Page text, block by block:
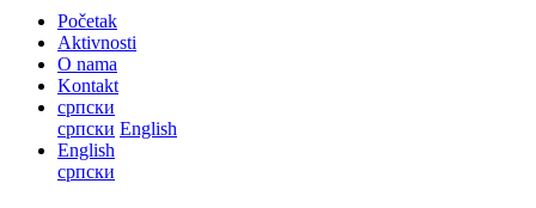
Početak
Aktivnosti
O nama
Kontakt
српски
српски English
English
српски